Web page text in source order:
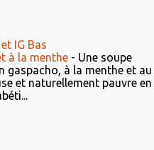
IG Bas
à la menthe - Une soupe
à la menthe et au
et naturellement pauvre en